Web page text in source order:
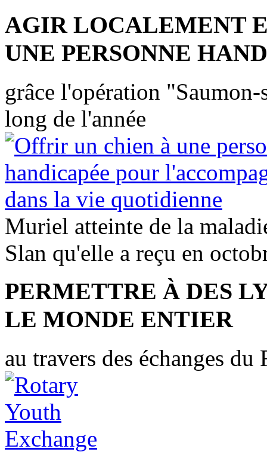
AGIR LOCALEMENT
UNE PERSONNE
grâce l'opération
long de l'année
Muriel atteinte de la
Slan qu'elle a reçu en
PERMETTRE À DES
LE MONDE ENTIER
au travers des échanges du